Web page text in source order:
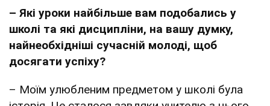
– Які уроки найбільше вам подобались у
школі та які дисципліни, на вашу думку,
найнеобхідніші сучасній молоді, щоб
досягати успіху?
– Моїм улюбленим предметом у школі була